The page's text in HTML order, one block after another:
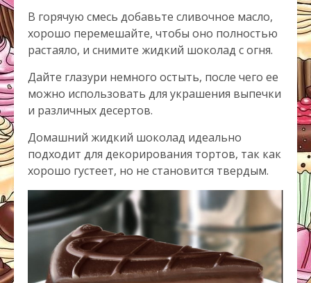
В горячую смесь добавьте сливочное масло,
хорошо перемешайте, чтобы оно полностью
растаяло, и снимите жидкий шоколад с огня.
Дайте глазури немного остыть, после чего ее
можно использовать для украшения выпечки
и различных десертов.
Домашний жидкий шоколад идеально
подходит для декорирования тортов, так как
хорошо густеет, но не становится твердым.